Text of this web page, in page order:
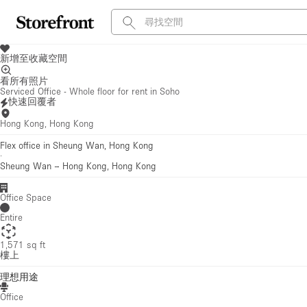
新增至收藏空間
看所有照片
Serviced Office - Whole floor for rent in Soho
快速回覆者
Hong Kong, Hong Kong
Flex office in Sheung Wan, Hong Kong
·
Sheung Wan – Hong Kong, Hong Kong
Office Space
Entire
1,571 sq ft
樓上
理想用途
Office